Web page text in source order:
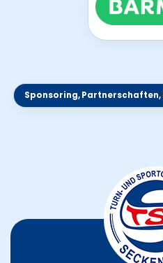
Sponsoring,